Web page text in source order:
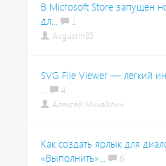
В Microsoft Store запущен
дл...
1
Avgustin85
SVG File Viewer — лёгкий
...
4
Алексей Михайлин
Как создать ярлык для
«Выполнить»...
6